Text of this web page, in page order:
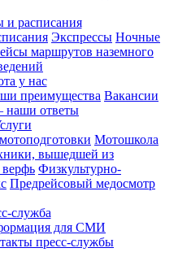
расписания
Экспрессы Ночные
маршрутов наземного
у нас
преимущества Вакансии
наши ответы
Мотошкола
вышедшей из
Физкультурно-
Предрейсовый медосмотр
служба
для СМИ
пресс-службы